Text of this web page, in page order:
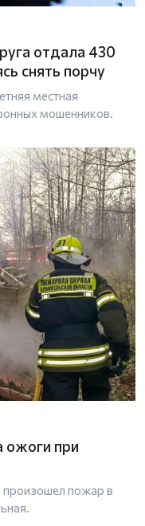
отдала 430
снять порчу
местная
мошенников.
ожоги при
произошел пожар в